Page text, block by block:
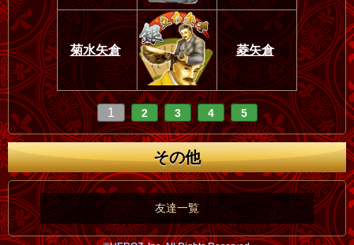
菊水矢倉 菱矢倉
1 2 3 4 5
その他
友達一覧